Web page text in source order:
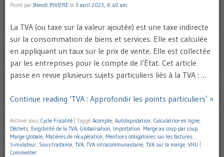
Posté par Benoît RIVIERE le 3 avril 2023, 6:40 am
La TVA (ou taxe sur la valeur ajoutée) est une taxe indirecte
sur la consommation de biens et services. Elle est calculée
en appliquant un taux sur le prix de vente. Elle est collectée
par les entreprises pour le compte de l’État. Cet article
passe en revue plusieurs sujets particuliers liés à la TVA : …
Continue reading ‘TVA : Approfondir les points particuliers’ »
Archivé sous Cycle Fiscalité Taggé Acompte, Autoliquidation, Calculatrice en ligne,
Déchets, Exigibilité de la TVA, Globalisation, Importation, Marge au coup par coup,
Marge globale, Matières de récupération, Mentions obligatoires sur les factures,
Simulateur, Sous-traitance, TVA, TVA intracommunautaire, TVA sur la marge, VHU
Commenter